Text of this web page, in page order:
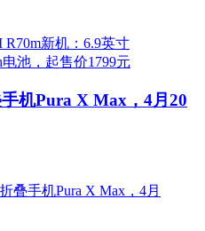
机Pura X Max，4月20